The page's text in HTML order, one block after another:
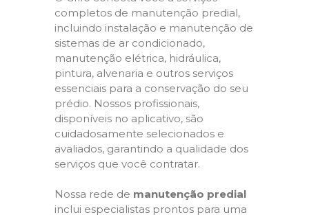
completos de manutenção predial,
incluindo instalação e manutenção de
sistemas de ar condicionado,
manutenção elétrica, hidráulica,
pintura, alvenaria e outros serviços
essenciais para a conservação do seu
prédio. Nossos profissionais,
disponíveis no aplicativo, são
cuidadosamente selecionados e
avaliados, garantindo a qualidade dos
serviços que você contratar.
Nossa rede de manutenção predial
inclui especialistas prontos para uma